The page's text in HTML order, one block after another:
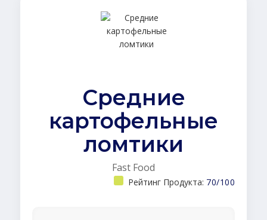
Средние
картофельные
ломтики
Fast Food
Рейтинг Продукта: 70/100